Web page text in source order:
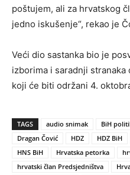
poštujem, ali za hrvatskog
jedno iskušenje“, rekao je
Veći dio sastanka bio je
izborima i saradnji
koji će biti održani 4.
TAGS audio snimak BiH
Dragan Čović
HDZ HDZ BiH
HNS BiH
Hrvatska petorka
hrvatski član Predsjedništva